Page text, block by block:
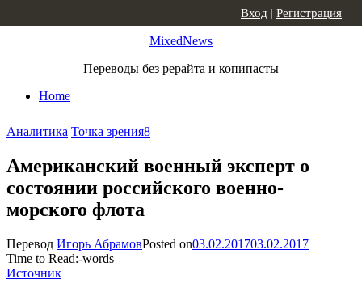
MixedNews
Переводы без рерайта и копипасты
Home
Вход | Регистрация
Аналитика Точка зрения8
Американский военный эксперт о
состоянии российского военно-
морского флота
Перевод Игорь АбрамовPosted on03.02.201703.02.2017
Time to Read:-words
Источник